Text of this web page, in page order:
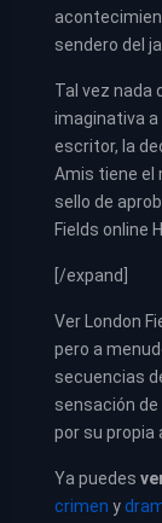
sendero del
Tal vez nada
imaginativa a
escritor, la
Amis tiene el
sello de
Fields online
[/expand]
Ver London
pero a
secuencias
sensación
por su propia
Ya puedes
crimen y